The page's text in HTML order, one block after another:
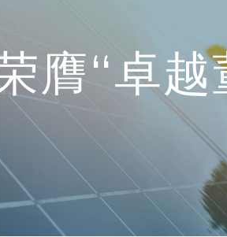
膺“卓越